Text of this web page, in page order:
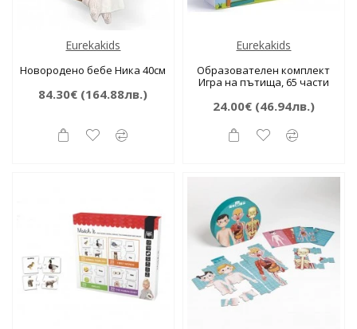
Eurekakids
Новородено бебе Ника 40см
84.30€ (164.88лв.)
Eurekakids
Образователен комплект
Игра на пътища, 65 части
24.00€(46.94лв.)